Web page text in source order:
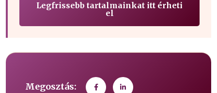
Legfrissebb tartalmainkat itt érheti
el
Megosztás: